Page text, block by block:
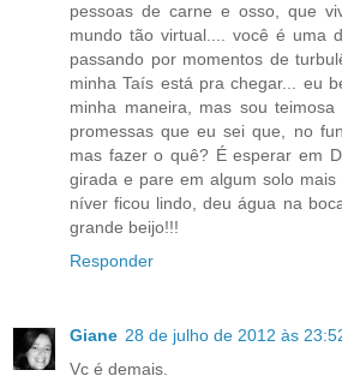
pessoas de carne e osso, que
mundo tão virtual.... você é uma
passando por momentos de
minha Taís está pra chegar... eu
minha maneira, mas sou
promessas que eu sei que, no
mas fazer o quê? É esperar em
girada e pare em algum solo mais
níver ficou lindo, deu água na
grande beijo!!!
Responder
Giane 28 de julho de 2012 às
Vc é demais.